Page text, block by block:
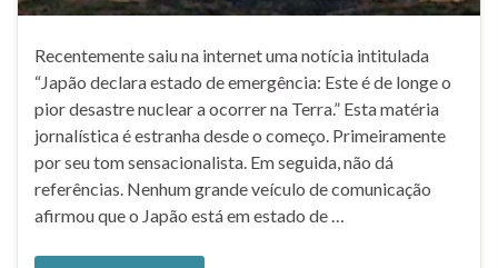
Recentemente saiu na internet uma notícia intitulada
“Japão declara estado de emergência: Este é de longe o
pior desastre nuclear a ocorrer na Terra.” Esta matéria
jornalística é estranha desde o começo. Primeiramente
por seu tom sensacionalista. Em seguida, não dá
referências. Nenhum grande veículo de comunicação
afirmou que o Japão está em estado de …